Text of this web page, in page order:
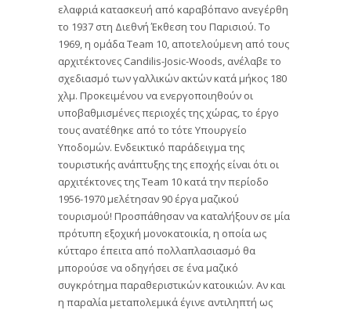
ελαφριά κατασκευή από καραβόπανο ανεγέρθη
το 1937 στη Διεθνή Έκθεση του Παρισιού. Το
1969, η ομάδα Team 10, αποτελούμενη από τους
αρχιτέκτονες Candilis-Josic-Woods, ανέλαβε το
σχεδιασμό των γαλλικών ακτών κατά μήκος 180
χλμ. Προκειμένου να ενεργοποιηθούν οι
υποβαθμισμένες περιοχές της χώρας, το έργο
τους ανατέθηκε από το τότε Υπουργείο
Υποδομών. Ενδεικτικό παράδειγμα της
τουριστικής ανάπτυξης της εποχής είναι ότι οι
αρχιτέκτονες της Team 10 κατά την περίοδο
1956-1970 μελέτησαν 90 έργα μαζικού
τουρισμού! Προσπάθησαν να καταλήξουν σε μία
πρότυπη εξοχική μονοκατοικία, η οποία ως
κύτταρο έπειτα από πολλαπλασιασμό θα
μπορούσε να οδηγήσει σε ένα μαζικό
συγκρότημα παραθεριστικών κατοικιών. Αν και
η παραλία μεταπολεμικά έγινε αντιληπτή ως